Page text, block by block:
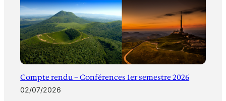
Compte rendu – Conférences 1er semestre 2026
02/07/2026